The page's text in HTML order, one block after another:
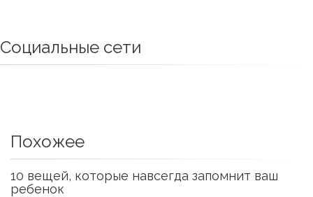
Социальные сети
Похожее
10 вещей, которые навсегда запомнит ваш
ребенок